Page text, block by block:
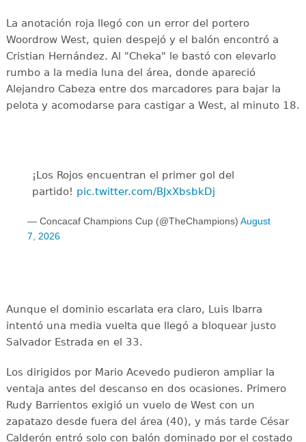
La anotación roja llegó con un error del portero
Woordrow West, quien despejó y el balón encontró a
Cristian Hernández. Al "Cheka" le bastó con elevarlo
rumbo a la media luna del área, donde apareció
Alejandro Cabeza entre dos marcadores para bajar la
pelota y acomodarse para castigar a West, al minuto 18.
¡Los Rojos encuentran el primer gol del
partido! pic.twitter.com/BJxXbsbkDj
— Concacaf Champions Cup (@TheChampions) August
7, 2026
Aunque el dominio escarlata era claro, Luis Ibarra
intentó una media vuelta que llegó a bloquear justo
Salvador Estrada en el 33.
Los dirigidos por Mario Acevedo pudieron ampliar la
ventaja antes del descanso en dos ocasiones. Primero
Rudy Barrientos exigió un vuelo de West con un
zapatazo desde fuera del área (40), y más tarde César
Calderón entró solo con balón dominado por el costado